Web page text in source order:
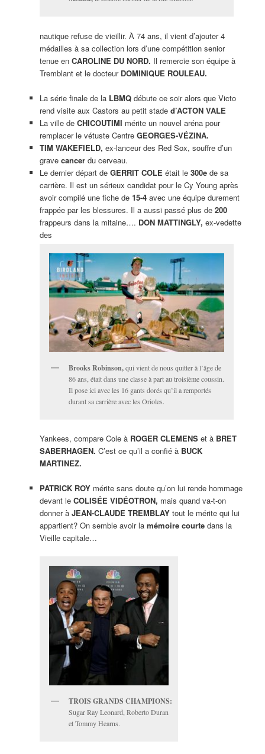
nautique refuse de vieillir. À 74 ans, il vient d’ajouter 4
médailles à sa collection lors d’une compétition senior
tenue en CAROLINE DU NORD. Il remercie son équipe à
Tremblant et le docteur DOMINIQUE ROULEAU.
La série finale de la LBMQdébute ce soir alors que Victo
rend visite aux Castors au petit stade d’ACTON VALE
La ville de CHICOUTIMI mérite un nouvel aréna pour
remplacer le vétuste Centre GEORGES-VÉZINA.
TIM WAKEFIELD, ex-lanceur des Red Sox, souffre d’un
grave cancerdu cerveau.
Le dernier départ de GERRIT COLE était le 300ede sa
carrière. Il est un sérieux candidat pour le Cy Young après
avoir compilé une fiche de 15-4avec une équipe durement
frappée par les blessures. Il a aussi passé plus de 200
frappeurs dans la mitaine…. DON MATTINGLY, ex-vedette
des
Brooks Robinson,qui vient de nous quitter à l’âge de
86 ans, était dans une classe à part au troisième coussin.
Il pose ici avec les 16 gants dorés qu’il a remportés
durant sa carrière avec les Orioles.
Yankees, compare Cole à ROGER CLEMENSet à BRET
SABERHAGEN. C’est ce qu’il a confié à BUCK
MARTINEZ.
PATRICK ROYmérite sans doute qu’on lui rende hommage
devant le COLISÉE VIDÉOTRON, mais quand va-t-on
donner à JEAN-CLAUDE TREMBLAYtout le mérite qui lui
appartient? On semble avoir la mémoire courtedans la
Vieille capitale…
TROIS GRANDS CHAMPIONS:
Sugar Ray Leonard, Roberto Duran
et Tommy Hearns.